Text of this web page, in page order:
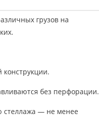
грузов на
конструкции.
без перфорации.
стеллажа — не менее